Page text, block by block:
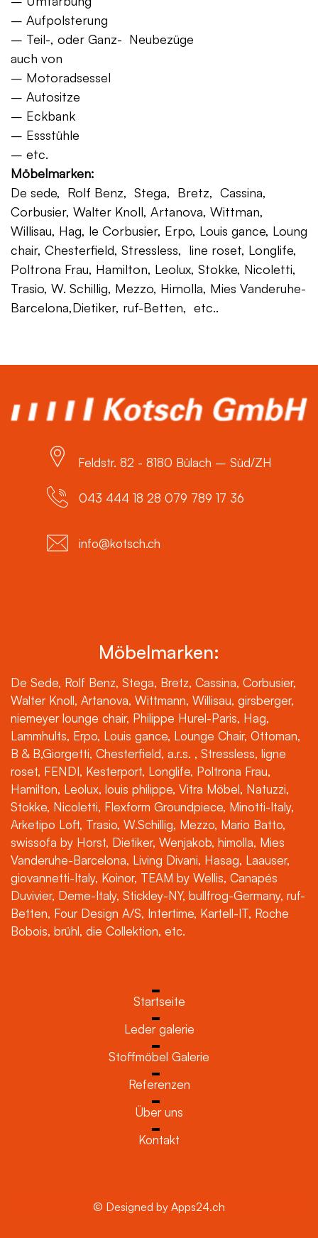
– Aufpolsterung
– Teil-, oder Ganz- Neubezüge
auch von
– Motoradsessel
– Autositze
– Eckbank
– Essstühle
– etc.
Möbelmarken:
De sede, Rolf Benz, Stega, Bretz, Cassina,
Corbusier, Walter Knoll, Artanova, Wittman,
Willisau, Hag, le Corbusier, Erpo, Louis gance, Loung
chair, Chesterfield, Stressless, line roset, Longlife,
Poltrona Frau, Hamilton, Leolux, Stokke, Nicoletti,
Trasio, W. Schillig, Mezzo, Himolla, Mies Vanderuhe-
Barcelona,Dietiker, ruf-Betten, etc..
Feldstr. 82 - 8180 Bülach – Süd/ZH
043 444 18 28 079 789 17 36
info@kotsch.ch
Möbelmarken:
De Sede, Rolf Benz, Stega, Bretz, Cassina, Corbusier,
Walter Knoll, Artanova, Wittmann, Willisau, girsberger,
niemeyer lounge chair, Philippe Hurel-Paris, Hag,
Lammhults, Erpo, Louis gance, Lounge Chair, Ottoman,
B & B,Giorgetti, Chesterfield, a.r.s. , Stressless, ligne
roset, FENDI, Kesterport, Longlife, Poltrona Frau,
Hamilton, Leolux, louis philippe, Vitra Möbel, Natuzzi,
Stokke, Nicoletti, Flexform Groundpiece, Minotti-Italy,
Arketipo Loft, Trasio, W.Schillig, Mezzo, Mario Batto,
swissofa by Horst, Dietiker, Wenjakob, himolla, Mies
Vanderuhe-Barcelona, Living Divani, Hasag, Laauser,
giovannetti-Italy, Koinor, TEAM by Wellis, Canapés
Duvivier, Deme-Italy, Stickley-NY, bullfrog-Germany, ruf-
Betten, Four Design A/S, Intertime, Kartell-IT, Roche
Bobois, brühl, die Collektion, etc.
Startseite
Leder galerie
Stoffmöbel Galerie
Referenzen
Über uns
Kontakt
© Designed by Apps24.ch